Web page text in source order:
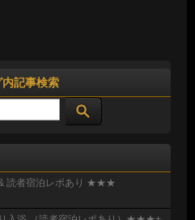
内記事検索
& 読者宿泊レポあり ★★★